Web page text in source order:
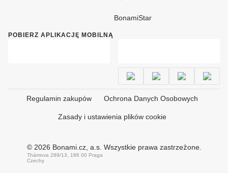
BonamiStar
POBIERZ APLIKACJĘ MOBILNĄ
Regulamin zakupów Ochrona Danych Osobowych
Zasady i ustawienia plików cookie
© 2026 Bonami.cz, a.s. Wszystkie prawa zastrzeżone.
Thámova 289/13, 186 00 Praga
Czechy